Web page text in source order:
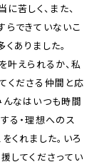
苦しく、また、
らできていないこ
ありました。
叶えられるか、私
くださる仲間と応
んなはいつも時間
る・理想へのス
くれました。いろ
してくださってい